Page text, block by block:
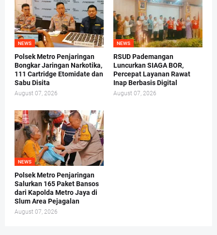
NEWS
Polsek Metro Penjaringan
Bongkar Jaringan Narkotika,
111 Cartridge Etomidate dan
Sabu Disita
August 07, 2026
NEWS
RSUD Pademangan
Luncurkan SIAGA BOR,
Percepat Layanan Rawat
Inap Berbasis Digital
August 07, 2026
NEWS
Polsek Metro Penjaringan
Salurkan 165 Paket Bansos
dari Kapolda Metro Jaya di
Slum Area Pejagalan
August 07, 2026